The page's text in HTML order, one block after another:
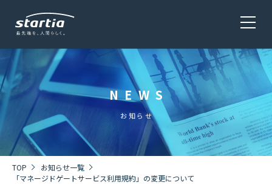
サービス
SERVICE
会社概要
COMPANY
NEWS
お知らせ
TOP
お知らせ一覧
「マネージドゲートサービス利用規約」の変更について